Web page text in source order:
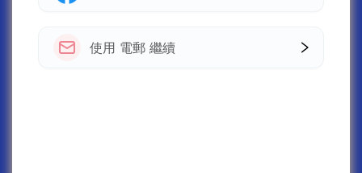
使用 電郵 繼續